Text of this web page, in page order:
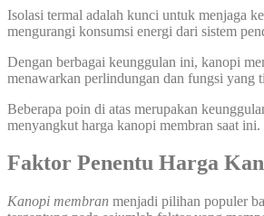
Isolasi termal adalah kunci untuk menjaga
mengurangi konsumsi energi dari sistem
Dengan berbagai keunggulan ini, kanopi
menawarkan perlindungan dan fungsi yang
Beberapa poin di atas merupakan
menyangkut harga kanopi membran saat
Faktor Penentu Harga
Kanopi membran menjadi pilihan populer